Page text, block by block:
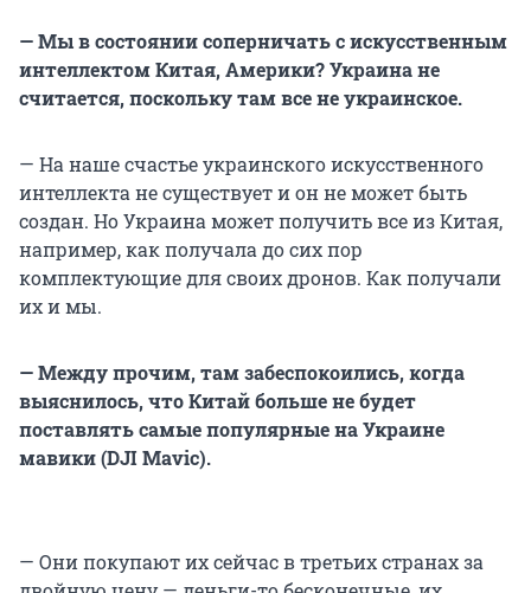
— Мы в состоянии соперничать с искусственным
интеллектом Китая, Америки? Украина не
считается, поскольку там все не украинское.
— На наше счастье украинского искусственного
интеллекта не существует и он не может быть
создан. Но Украина может получить все из Китая,
например, как получала до сих пор
комплектующие для своих дронов. Как получали
их и мы.
— Между прочим, там забеспокоились, когда
выяснилось, что Китай больше не будет
поставлять самые популярные на Украине
мавики (DJI Mavic).
— Они покупают их сейчас в третьих странах за